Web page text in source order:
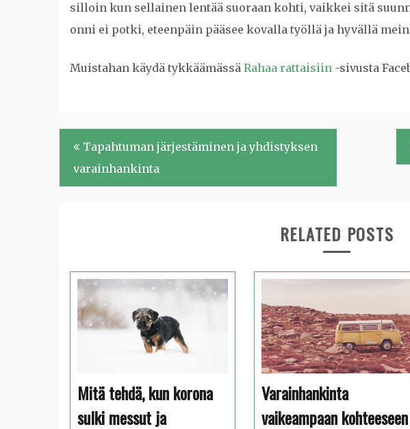
silloin kun sellainen lentää suoraan kohti, vaikkei sitä
onni ei potki, eteenpäin pääsee kovalla työllä ja hyvällä
Muistahan käydä tykkäämässä Rahaa rattaisiin -sivusta
Artikkelien
selaus
Tapahtuman järjestäminen ja yhdistyksen
varainhankinta
RELATED POSTS
Mitä tehdä, kun korona
sulki messut ja
Varainhankinta
vaikeampaan kohteeseen